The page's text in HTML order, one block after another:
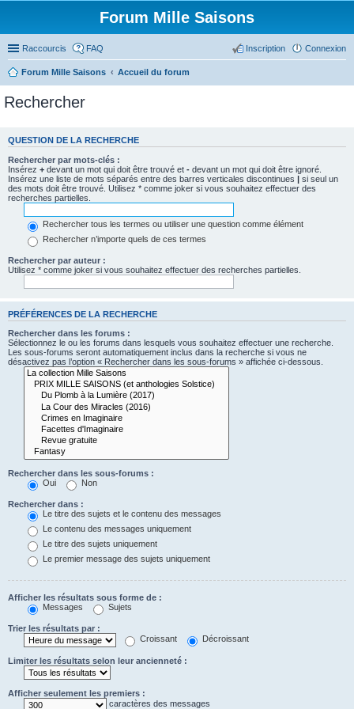
Forum Mille Saisons
Raccourcis FAQ Connexion
Inscription
Forum Mille Saisons Accueil du forum
Rechercher
QUESTION DE LA RECHERCHE
Rechercher par mots-clés :
Insérez + devant un mot qui doit être trouvé et - devant un mot qui doit être ignoré.
Insérez une liste de mots séparés entre des barres verticales discontinues | si seul un
des mots doit être trouvé. Utilisez * comme joker si vous souhaitez effectuer des
recherches partielles.
Rechercher tous les termes ou utiliser une question comme élément
Rechercher n’importe quels de ces termes
Rechercher par auteur :
Utilisez * comme joker si vous souhaitez effectuer des recherches partielles.
PRÉFÉRENCES DE LA RECHERCHE
Rechercher dans les forums :
Sélectionnez le ou les forums dans lesquels vous souhaitez effectuer une recherche.
Les sous-forums seront automatiquement inclus dans la recherche si vous ne
désactivez pas l’option « Rechercher dans les sous-forums » affichée ci-dessous.
Rechercher dans les sous-forums :
Oui
Non
Rechercher dans :
Le titre des sujets et le contenu des messages
Le contenu des messages uniquement
Le titre des sujets uniquement
Le premier message des sujets uniquement
Afficher les résultats sous forme de :
Messages
Sujets
Trier les résultats par :
Croissant
Décroissant
Limiter les résultats selon leur ancienneté :
Afficher seulement les premiers :
caractères des messages